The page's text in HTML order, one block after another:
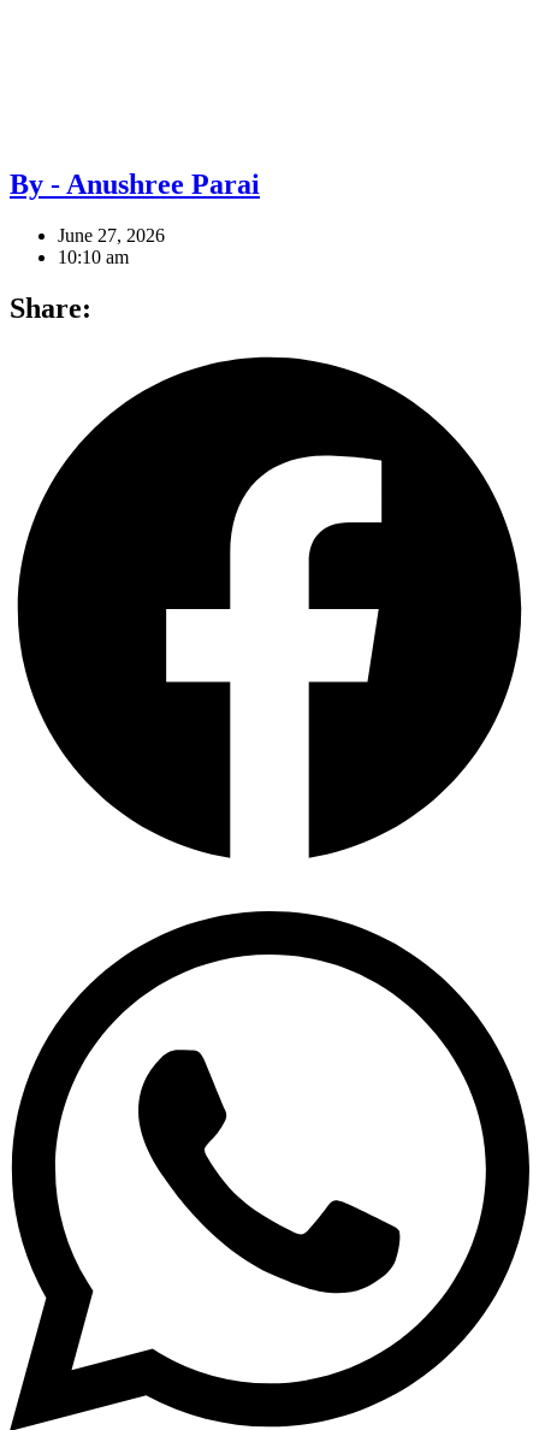
By - Anushree Parai
June 27, 2026
10:10 am
Share: